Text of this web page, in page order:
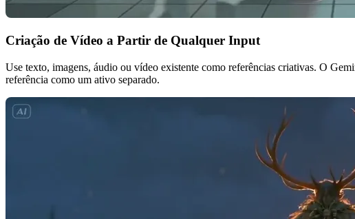
Criação de Vídeo a Partir de Qualquer Input
Use texto, imagens, áudio ou vídeo existente como referências criativas. O
referência como um ativo separado.